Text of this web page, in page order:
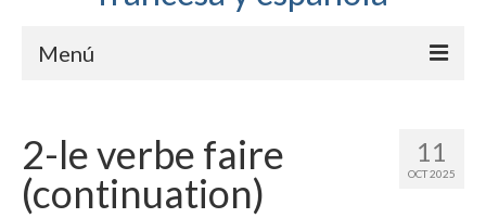
Menú
Français: Dossier Général
Français à toute allure
11
OCT 2025
2-le verbe faire
(continuation)